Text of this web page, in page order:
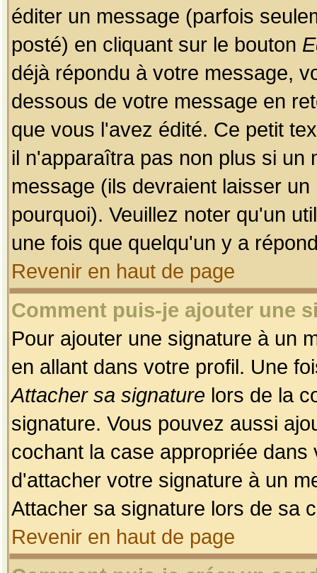
éditer un message (parfois
posté) en cliquant sur le bouton
déjà répondu à votre message,
dessous de votre message en
que vous l'avez édité. Ce petit
il n'apparaîtra pas non plus si un
message (ils devraient laisser
pourquoi). Veuillez noter qu'un
une fois que quelqu'un y a
Revenir en haut de page
Comment puis-je ajouter une
Pour ajouter une signature à un
en allant dans votre profil. Une
Attacher sa signature lors de la
signature. Vous pouvez aussi
cochant la case appropriée
d'attacher votre signature à un
Attacher sa signature lors de sa
Revenir en haut de page